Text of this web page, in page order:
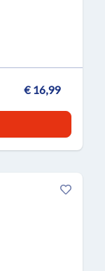
€ 16,99